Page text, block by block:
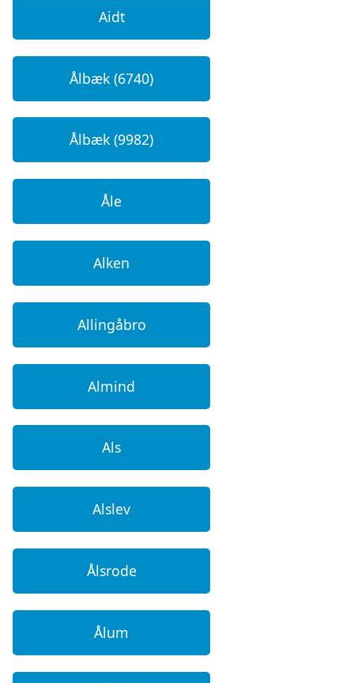
Aidt
Ålbæk (6740)
Ålbæk (9982)
Åle
Alken
Allingåbro
Almind
Als
Alslev
Ålsrode
Ålum